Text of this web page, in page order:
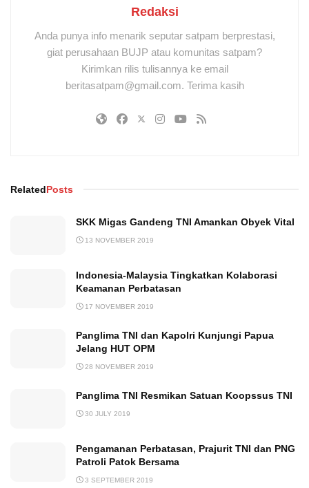
Redaksi
Anda punya info menarik seputar satpam berprestasi,
giat perusahaan BUJP atau komunitas satpam?
Kirimkan rilis tulisannya ke email
beritasatpam@gmail.com. Terima kasih
RelatedPosts
SKK Migas Gandeng TNI Amankan Obyek Vital
13 NOVEMBER 2019
Indonesia-Malaysia Tingkatkan Kolaborasi
Keamanan Perbatasan
17 NOVEMBER 2019
Panglima TNI dan Kapolri Kunjungi Papua
Jelang HUT OPM
28 NOVEMBER 2019
Panglima TNI Resmikan Satuan Koopssus TNI
30 JULY 2019
Pengamanan Perbatasan, Prajurit TNI dan PNG
Patroli Patok Bersama
3 SEPTEMBER 2019